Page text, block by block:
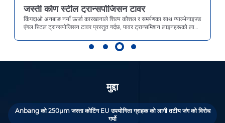
उच्च भोल्टेज कोण स्टील ट्रान्सपोजिसन टावर
किङदाओ, चीन मा स्थित, Anbang नयाँ ऊर्जा बलियो क्षमताहरु संग एक स्रोत
कारखाना हो। सटीक निर्माणको साथ, यसले उच्च भोल्टेज कोण स्टिल ट्रान्सपोजिसन
जसले विश्वव्यापी अल्ट्रा-हाई भोल्टेज प्रसारण परियोजनाहरूको लागि उच्च प्रदर्शन र
अत्यधिक भरपर्दो चरण परिवर्तन समर्थन समाधानहरू प्रदान गर्दछ।
मुद्दा
Anbang को 250μm जस्ता कोटिंग EU उपयोगिता ग्राहक को लागी तटीय जंग को विरोध
गर्यो